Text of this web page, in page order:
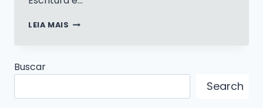
LEIA MAIS LENDO
Buscar
Search